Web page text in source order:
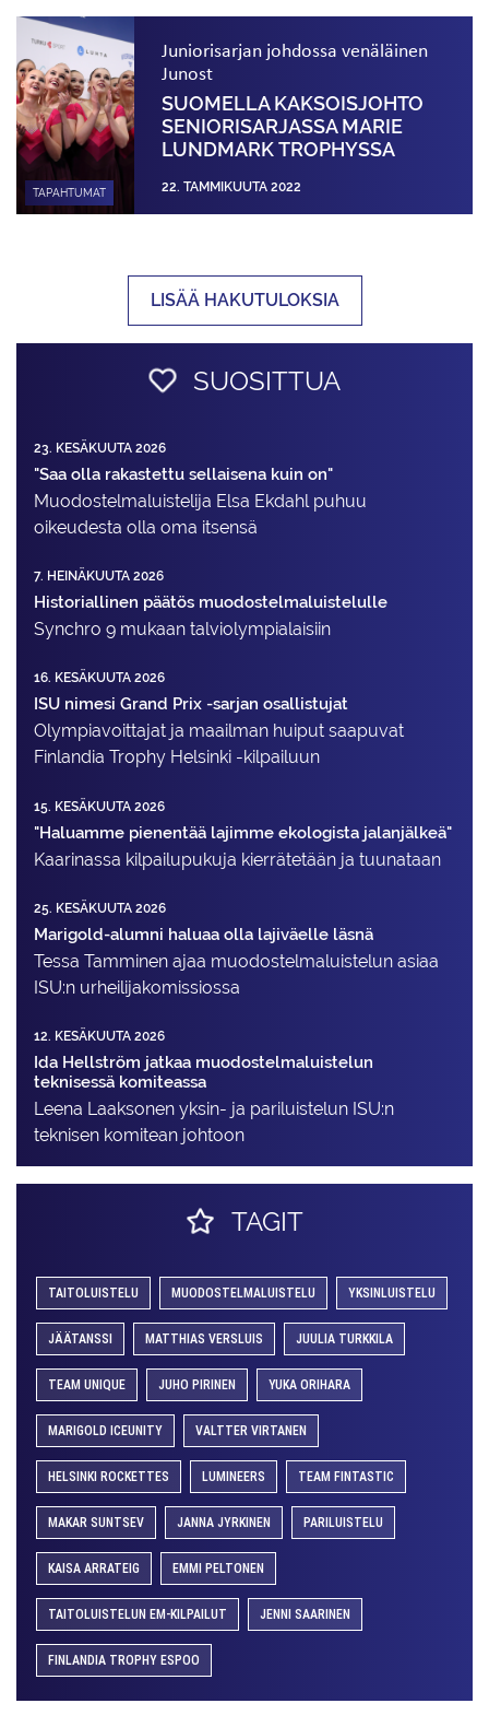
TAPAHTUMAT
Juniorisarjan johdossa venäläinen
Junost
SUOMELLA KAKSOISJOHTO
SENIORISARJASSA MARIE
LUNDMARK TROPHYSSA
22. TAMMIKUUTA 2022
LISÄÄ HAKUTULOKSIA
SUOSITTUA
23. KESÄKUUTA 2026
"Saa olla rakastettu sellaisena kuin on"
Muodostelma­luistelija Elsa Ekdahl puhuu
oikeudesta olla oma itsensä
7. HEINÄKUUTA 2026
Historiallinen päätös muodostelmaluistelulle
Synchro 9 mukaan talviolympialaisiin
16. KESÄKUUTA 2026
ISU nimesi Grand Prix -sarjan osallistujat
Olympiavoittajat ja maailman huiput saapuvat
Finlandia Trophy Helsinki -kilpailuun
15. KESÄKUUTA 2026
"Haluamme pienentää lajimme ekologista jalanjälkeä"
Kaarinassa kilpailupukuja kierrätetään ja tuunataan
25. KESÄKUUTA 2026
Marigold-alumni haluaa olla lajiväelle läsnä
Tessa Tamminen ajaa muodostelma­luistelun asiaa
ISU:n urheilija­komissiossa
12. KESÄKUUTA 2026
Ida Hellström jatkaa muodostelmaluistelun
teknisessä komiteassa
Leena Laaksonen yksin- ja pariluistelun ISU:n
teknisen komitean johtoon
TAGIT
TAITOLUISTELU MUODOSTELMALUISTELU YKSINLUISTELU
JÄÄTANSSI MATTHIAS VERSLUIS JUULIA TURKKILA
TEAM UNIQUE JUHO PIRINEN YUKA ORIHARA
MARIGOLD ICEUNITY VALTTER VIRTANEN
HELSINKI ROCKETTES LUMINEERS TEAM FINTASTIC
MAKAR SUNTSEV JANNA JYRKINEN PARILUISTELU
KAISA ARRATEIG EMMI PELTONEN
TAITOLUISTELUN EM-KILPAILUT JENNI SAARINEN
FINLANDIA TROPHY ESPOO